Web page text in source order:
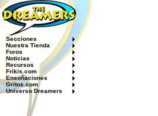
Secciones
Nuestra Tienda
Foros
Noticias
Recursos
Frikis.com
Ensoñaciones
Gritos.com
Universo Dreamers